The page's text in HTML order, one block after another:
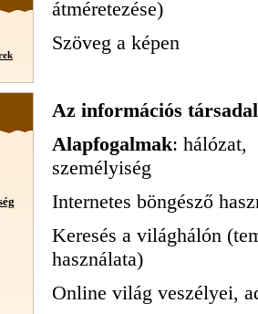
átméretezése)
Szöveg a képen
Az információs
Alapfogalmak: hálózat,
személyiség
Internetes böngésző
Keresés a világhálón
használata)
Online világ veszélyei,